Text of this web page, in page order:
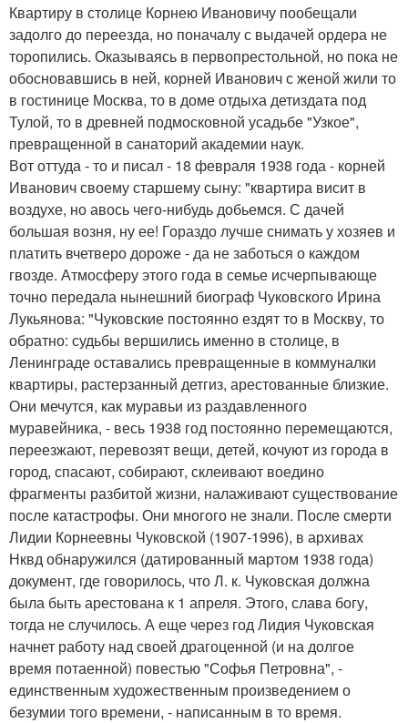
Квартиру в столице Корнею Ивановичу пообещали
задолго до переезда, но поначалу с выдачей ордера не
торопились. Оказываясь в первопрестольной, но пока не
обосновавшись в ней, корней Иванович с женой жили то
в гостинице Москва, то в доме отдыха детиздата под
Тулой, то в древней подмосковной усадьбе "Узкое",
превращенной в санаторий академии наук.
Вот оттуда - то и писал - 18 февраля 1938 года - корней
Иванович своему старшему сыну: "квартира висит в
воздухе, но авось чего-нибудь добьемся. С дачей
большая возня, ну ее! Гораздо лучше снимать у хозяев и
платить вчетверо дороже - да не заботься о каждом
гвозде. Атмосферу этого года в семье исчерпывающе
точно передала нынешний биограф Чуковского Ирина
Лукьянова: "Чуковские постоянно ездят то в Москву, то
обратно: судьбы вершились именно в столице, в
Ленинграде оставались превращенные в коммуналки
квартиры, растерзанный детгиз, арестованные близкие.
Они мечутся, как муравьи из раздавленного
муравейника, - весь 1938 год постоянно перемещаются,
переезжают, перевозят вещи, детей, кочуют из города в
город, спасают, собирают, склеивают воедино
фрагменты разбитой жизни, налаживают существование
после катастрофы. Они многого не знали. После смерти
Лидии Корнеевны Чуковской (1907-1996), в архивах
Нквд обнаружился (датированный мартом 1938 года)
документ, где говорилось, что Л. к. Чуковская должна
была быть арестована к 1 апреля. Этого, слава богу,
тогда не случилось. А еще через год Лидия Чуковская
начнет работу над своей драгоценной (и на долгое
время потаенной) повестью "Софья Петровна", -
единственным художественным произведением о
безумии того времени, - написанным в то время.